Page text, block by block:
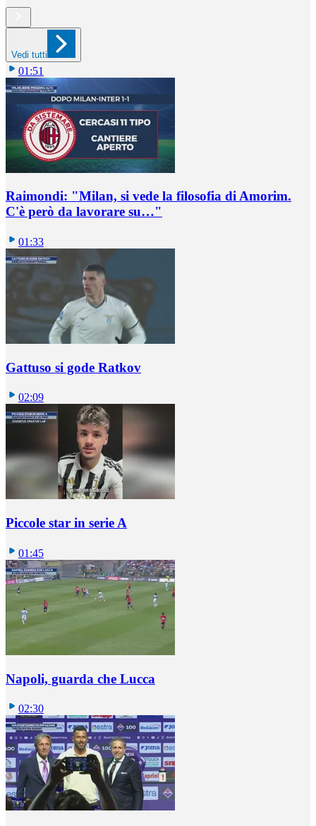
Vedi tutti
01:51
Raimondi: "Milan, si vede la filosofia di Amorim.
C'è però da lavorare su…"
01:33
Gattuso si gode Ratkov
02:09
Piccole star in serie A
01:45
Napoli, guarda che Lucca
02:30